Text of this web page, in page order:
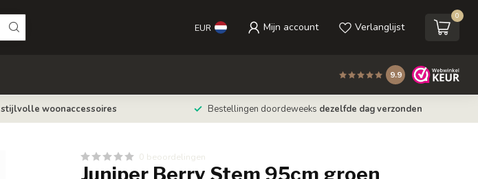
EUR Mijn account Verlanglijst
0
9.9
stijlvolle woonaccessoires Bestellingen doordeweeks dezelfde dag verzonden
0 beoordelingen
Juniper Berry Stem 95cm groen